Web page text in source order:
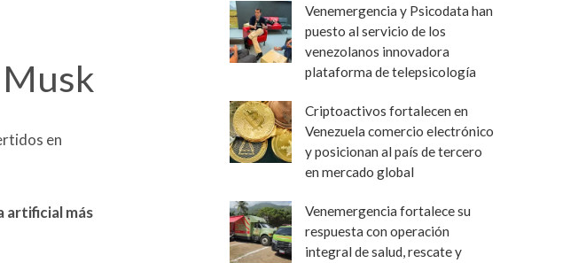
en
artificial más
Venemergencia y Psicodata han
puesto al servicio de los
venezolanos innovadora
plataforma de telepsicología
Criptoactivos fortalecen en
Venezuela comercio electrónico
y posicionan al país de tercero
en mercado global
Venemergencia fortalece su
respuesta con operación
integral de salud, rescate y